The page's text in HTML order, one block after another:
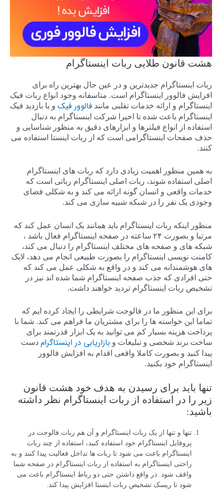
هشت قانون طلایی ربات اینستاگرام
ربات اینستاگرام جدیدترین و در عین حال بهترین راه برای
افزایش فالوور اینستاگرام است. متاسفانه وجود انواع ربات فیک
اینستاگرام و ارائه خدمات تقلبی مانند فالوور فیک و یا بازدید فیک
اینستاگرام باعث شده تا اخیرا شرکت اینستاگرام به دنبال
استفاده از انواع فیلترها و ابزارهای دقیق به منظور شناسایی و
حذف صفحات اینستاگرامی است که از ربات اینستا استفاده می
کنند.
به همین منظور اهمیت زیادی دارد که ربات های اینستاگرام
اصلی استفاده شوند، ربات اصلی اینستاگرام رباتی است که
خدمات واقعی و انسان گونه ارائه می کند و به شکلی فضای
وجودی یک نفر را در شبکه شبیه سازی می کند.
منظور اینکه ربات اینستاگرام باید همانند یک انسان عمل کند که
مرتبا و بصورت ۲۴ ساعته در صفحه اینستاگرام فعال باشد ،
شبکه های و صفحه های مختلف اینستاگرام را دنبال می کند،
کامنت نویسی اینستاگرام را بصورت طبیعی انجام می دهد، لایک
های هوشمندانه می کند و در واقع به شکلی عمل می کند که
حتی افرادی که جذب صفحه اینستاگرام شما شده اند نیز در
تشخیص ربات اینستاگرام تردید خواهند داشت.
برای این منظور ما در فالوجت شرایطی را ایجاد کرده ایم که
تماما این خواسته ها را برای مشتریان ما فراهم می کند. شما با
پرداخت هزینه بسیار کم می توانید به یک ابزار قدرتمند برای
ساخت برند شخصی و تبلیغات و بازاریابی در اینستاگرام دست
پیدا کنید و بصورت کاملا واقعی اقدام به افزایش فالوور
اینستاگرام خود بکنید.
تنها باید برای رسیدن به هدف خود هشت قانون
زیر را در استفاده از ربات اینستاگرام نظر داشته
باشید:
تنها و تنها از یک ربات اینستاگرام و آن هم ربات فالوجت در
پروفایل اینستاگرام خود استفاده کنید، استفاده از چند ربات
اینستاگرام باعث می شود تا ربات ها تداخل فعالیت پیدا کنند و به
راحتی اینستاگرام به استفاده از ربات اینستاگرام در صفحه شما
واقف شود. در واقع داشتن حتی دو رباط اینستاگرام باعث می
شود تا ریسک تشخیص ربات اینستا افزایش پیدا کند.